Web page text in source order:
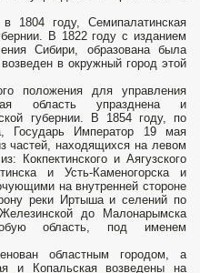
1804 году, Семипалатинская
В 1822 году с изданием
Сибири, образована была
в окружный город этой
положения для управления
область упразднена и
губернии. В 1854 году, по
Государь Император 19 мая
частей, находящихся на левом
Кокпектинского и Аягузского
и Усть-Каменогорска и
на внутренней стороне
реки Иртыша и селений по
до Малонарымска
область, под именем
областным городом, а
и Копальская возведены на